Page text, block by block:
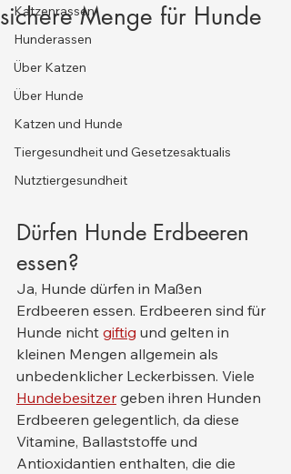
Katzenrassen
Hunderassen
Über Katzen
Über Hunde
Katzen und Hunde
Tiergesundheit und Gesetzesaktualis
Nutztiergesundheit
sichere Menge für Hunde
Dürfen Hunde Erdbeeren
essen?
Ja, Hunde dürfen in Maßen
Erdbeeren essen. Erdbeeren sind für
Hunde nicht giftig und gelten in
kleinen Mengen allgemein als
unbedenklicher Leckerbissen. Viele
Hundebesitzer geben ihren Hunden
Erdbeeren gelegentlich, da diese
Vitamine, Ballaststoffe und
Antioxidantien enthalten, die die